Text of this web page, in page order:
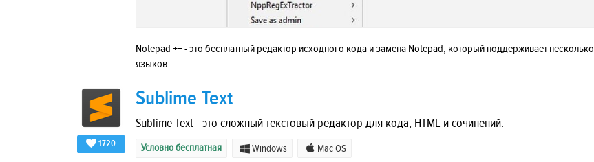
Notepad ++ - это бесплатный редактор исходного кода и замена Notepad, который поддерживает несколько
языков.
1720
Sublime Text
Sublime Text - это сложный текстовый редактор для кода, HTML и сочинений.
Условно бесплатная Windows Mac OS